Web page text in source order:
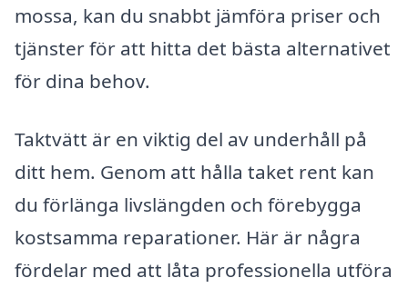
mossa, kan du snabbt jämföra priser och
tjänster för att hitta det bästa alternativet
för dina behov.
Taktvätt är en viktig del av underhåll på
ditt hem. Genom att hålla taket rent kan
du förlänga livslängden och förebygga
kostsamma reparationer. Här är några
fördelar med att låta professionella utföra